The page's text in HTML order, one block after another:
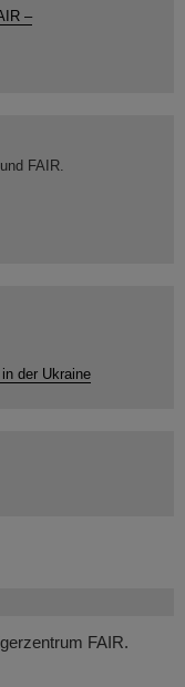
FAIR.
–
FAIR.
der Ukraine